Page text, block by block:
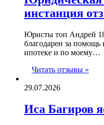
инстанция
Юристы топ Андрей
благодарен за
ипотеке и по моему…
Читать отзывы »
29.07.2026
Иса Багиров